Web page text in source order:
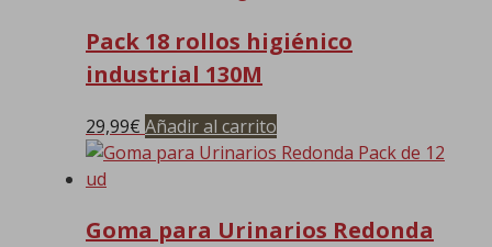
Pack 18 rollos higiénico
industrial 130M
29,99€ Añadir al carrito
Goma para Urinarios Redonda